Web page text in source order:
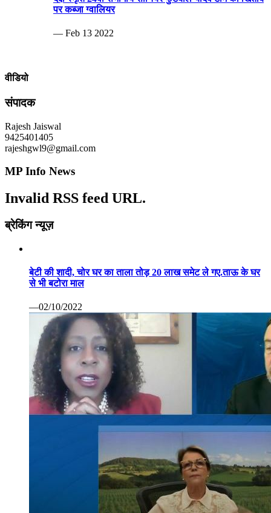
पर कब्जा ग्वालियर
— Feb 13 2022
वीडियो
संपादक
Rajesh Jaiswal
9425401405
rajeshgwl9@gmail.com
MP Info News
Invalid RSS feed URL.
ब्रेकिंग न्यूज़
बेटी की शादी, चोर घर का ताला तोड़ 20 लाख समेट ले गए.ताऊ के घर
से भी बटोरा माल
—02/10/2022